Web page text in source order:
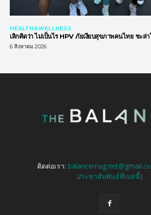
HEALTH&WELLNESS
เลิกคิดว่า ไม่เป็นไร HPV ภัยเงียบสุขภาพคนไทย ชะล่า
6 สิงหาคม 2026
ติดต่อเรา:
ประชาสัมพันธ์ที่เมลนี้)